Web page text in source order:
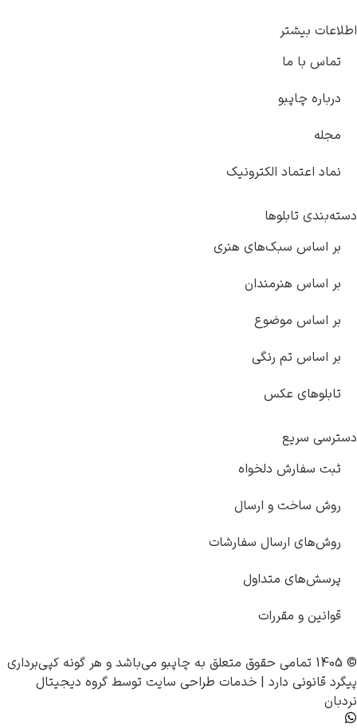
اطلاعات بیشتر
تماس با ما
درباره چاپبو
مجله
نماد اعتماد الکترونیک
دسته‌بندی تابلوها
بر اساس سبک‌های هنری
بر اساس هنرمندان
بر اساس موضوع
بر اساس تم رنگی
تابلوهای عکس
دسترسی سریع
ثبت سفارش دلخواه
روش ساخت و ارسال
روش‌های ارسال سفارشات
پرسش‌های متداول
قوانین و مقررات
© 1405 تمامی حقوق متعلق به چاپبو می‌باشد و هر گونه کپی‌برداری
پیگرد قانونی دارد | خدمات طراحی سایت توسط گروه دیجیتال
نردبان